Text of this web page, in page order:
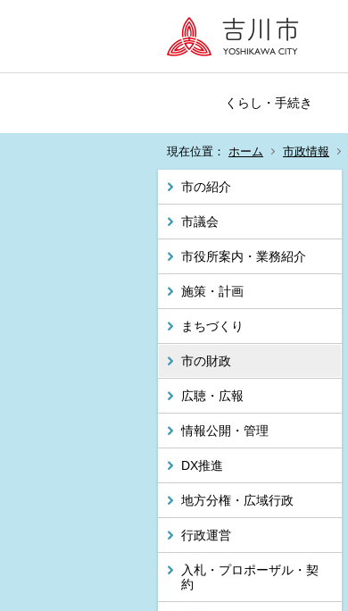
くらし・手続き
現在位置： ホーム 市政情報
市の紹介
市議会
市役所案内・業務紹介
施策・計画
まちづくり
市の財政
広聴・広報
情報公開・管理
DX推進
地方分権・広域行政
行政運営
入札・プロポーザル・契
約